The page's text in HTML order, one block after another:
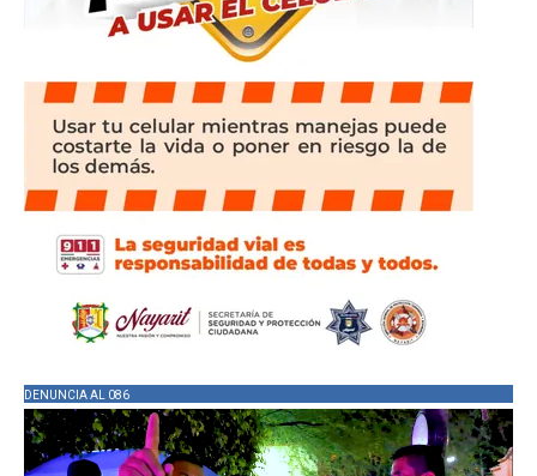
DENUNCIA AL 086